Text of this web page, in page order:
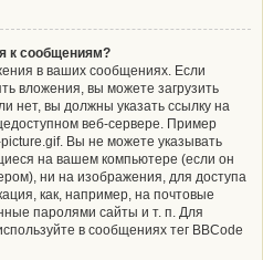
к сообщениям?
в ваших сообщениях. Если
вложения, вы можете загрузить
нет, вы должны указать ссылку на
веб-сервере. Пример
Вы не можете указывать
на вашем компьютере (если он
ни на изображения, для доступа
как, например, на почтовые
паролями сайты и т. п. Для
в сообщениях тег BBCode